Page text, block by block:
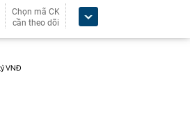
Chọn mã CK
cần theo dõi